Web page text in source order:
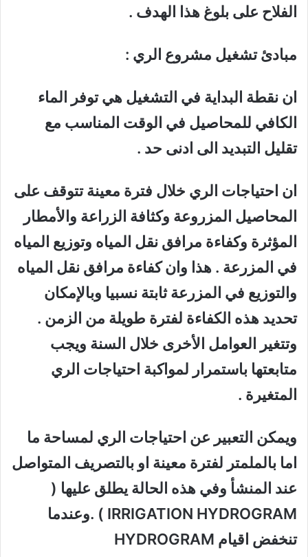
الفلاح على بلوغ هذا الهدف .
مبادئ تشغيل مشروع الري :
ان نقطة البداية في التشغيل هي توفر الماء
الكافي للمحاصيل في الوقت المناسب مع
تقليل التبديد الى ادنى حد .
ان احتياجات الري خلال فترة معينة تتوقف على
المحاصيل المزروعة وكثافة الزراعة والأمطار
المؤثرة وكفاءة مرافق نقل المياه وتوزيع المياه
في المزرعة . هذا وان كفاءة مرافق نقل المياه
والتوزيع في المزرعة ثابتة نسبيا وبالإمكان
تحديد هذه الكفاءة لفترة طويلة من الزمن .
وتتغير العوامل الأخرى خلال السنة ويجب
متابعتها باستمرار لمواكبة احتياجات الري
المتغيرة .
ويمكن التعبير عن احتياجات الري لمساحة ما
اما بالملمتر لفترة معينة او بالتصريف المتواصل
عند المنشأ وفي هذه الحالة يطلق عليها (
IRRIGATION HYDROGRAM ) .وعندما
تنخفض اقيام HYDROGRAM